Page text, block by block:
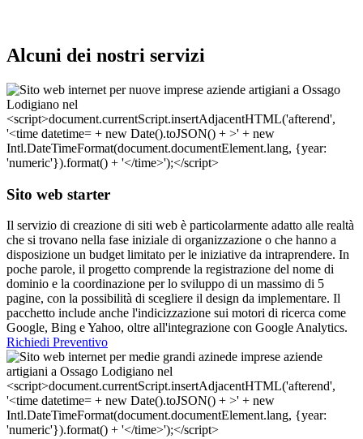
Alcuni dei nostri servizi
Sito web starter
Il servizio di creazione di siti web è particolarmente adatto alle realtà
che si trovano nella fase iniziale di organizzazione o che hanno a
disposizione un budget limitato per le iniziative da intraprendere. In
poche parole, il progetto comprende la registrazione del nome di
dominio e la coordinazione per lo sviluppo di un massimo di 5
pagine, con la possibilità di scegliere il design da implementare. Il
pacchetto include anche l'indicizzazione sui motori di ricerca come
Google, Bing e Yahoo, oltre all'integrazione con Google Analytics.
Richiedi Preventivo